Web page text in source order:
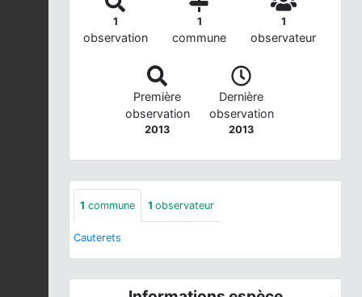
1
observation
1
commune
1
observateur
Première
observation
2013
Dernière
observation
2013
1 commune 1 observateur
Cauterets